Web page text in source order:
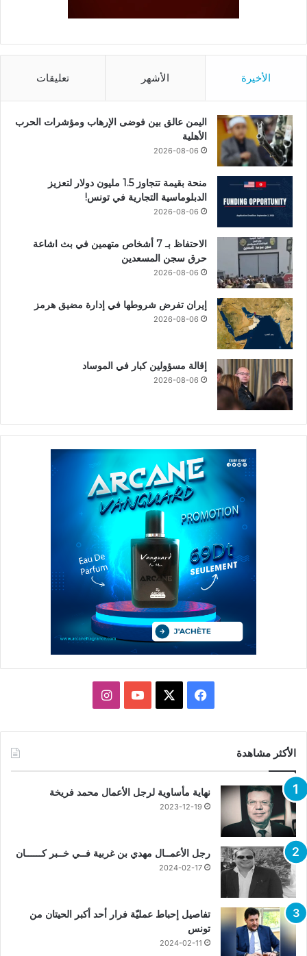
الأخيرة الأشهر تعليقات
اليمن عالق بين فوضى الإرهاب ومؤشرات الحرب
الأهلية
2026-08-06
منحة بقيمة تتجاوز 1.5 مليون دولار لتعزيز
الدبلوماسية التجارية في تونس!
2026-08-06
الاحتفاظ بـ 7 أشخاص متهمين في بث اشاعة
حرق سجن المسعدين
2026-08-06
إيران تفرض شروطها في إدارة مضيق هرمز
2026-08-06
إقالة مسؤولين كبار في الموساد
2026-08-06
فيسبوك يوتيوبانستقرام
الأكثر مشاهدة
نهاية مأساوية لرجل الأعمال محمد فريخة
2023-12-19
رجل الأعمــال مهدي بن غربية فــي خــبر كــــــان
2024-02-17
تفاصيل إحباط عمليّة فرار أحد أكبر الحيتان من
تونس
2024-02-11